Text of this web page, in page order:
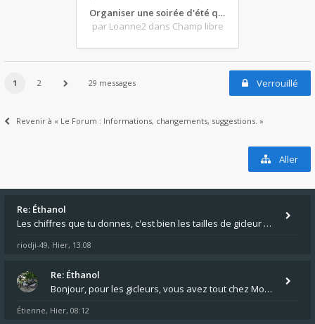
Organiser une soirée d'été qui claque : vos bons plans matos ?
par Loanne2 dans Champ libre
1 2 29 messages Verrouillé
Revenir à « Le Forum : Informations, changements, suggestions. »
Aller
Re: Éthanol
Les chiffres que tu donnes, c'est bien les tailles de gicleur ? Par contre tes "-2 tours" à quoi correspondent t'ils ?
riodji-49, Hier, 13:08
Re: Éthanol
Bonjour, pour les gicleurs, vous avez tout chez Motokristen à Bar sur Aube. https://www.motokristen.fr/ On peut aussi
Étienne, Hier, 08:12